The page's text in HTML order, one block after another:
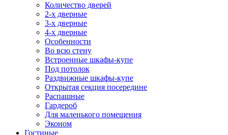
Количество дверей
2-х дверные
3-х дверные
4-х дверные
Особенности
Во всю стену
Встроенные шкафы-купе
Под потолок
Раздвижные шкафы-купе
Открытая секция посередине
Распашные
Гардероб
Для маленького помещения
Эконом
Гостиные